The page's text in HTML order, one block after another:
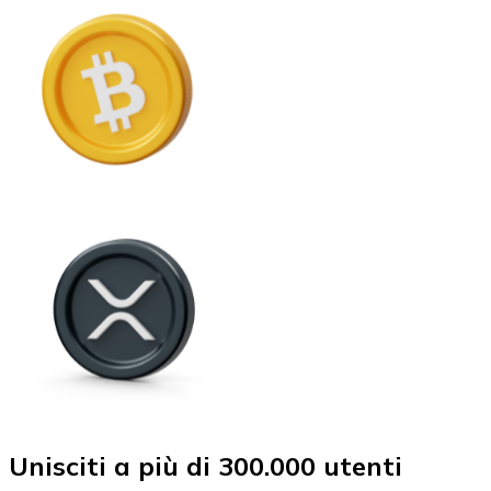
Unisciti a più di 300.000 utenti